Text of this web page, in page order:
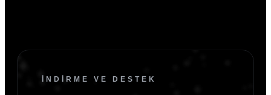
İNDİRME VE DESTEK